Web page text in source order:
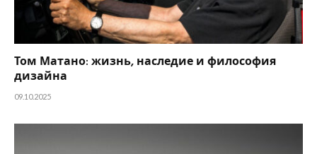
Том Матано: жизнь, наследие и философия
дизайна
09.10.2025